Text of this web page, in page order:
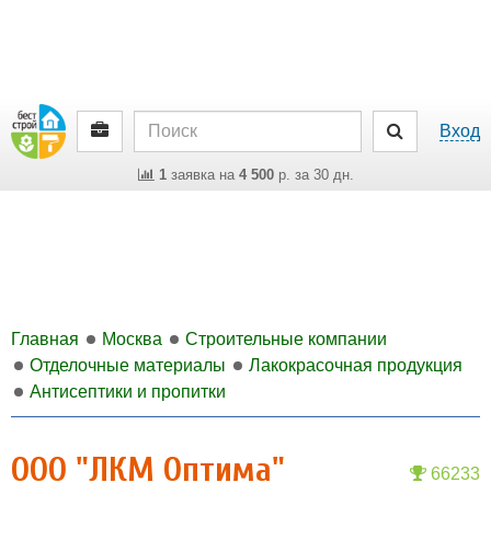
Вход
1заявка на 4 500р. за 30 дн.
Главная Москва
Строительные компании
Отделочные материалы
Лакокрасочная продукция
Антисептики и пропитки
66233
ООО "ЛКМ Оптима"